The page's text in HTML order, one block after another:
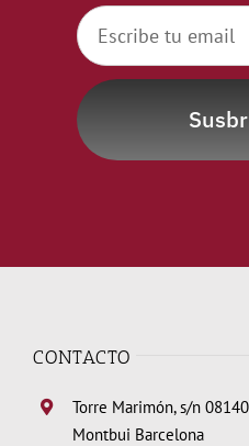
CONTACTO
Torre Marimón, s/n
Montbui Barcelona